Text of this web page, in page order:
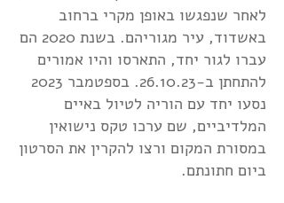
לאחר שנפגשו באופן מקרי ברחוב
באשדוד, עיר מגוריהם. בשנת 2020 הם
עברו לגור יחד, התארסו והיו אמורים
להתחתן ב-26.10.23. בספטמבר 2023
נסעו יחד עם הוריה לטיול באיים
המלדיביים, שם ערכו טקס נישואין
במסורת המקום ורצו להקרין את הסרטון
ביום חתונתם.